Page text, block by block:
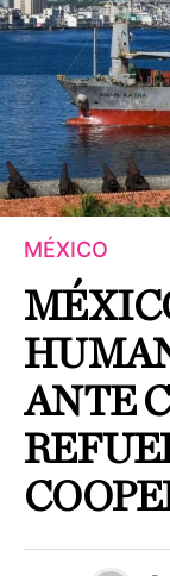
MÉXICO
ANTE